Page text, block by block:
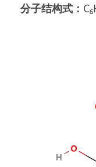
分子结构式：